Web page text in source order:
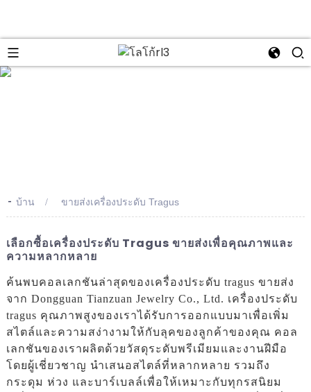
- บ้าน ขายส่งเครื่องประดับ Tragus
เลือกซื้อเครื่องประดับ Tragus ขายส่งเพื่อคุณภาพและ
ความหลากหลาย
ค้นพบคอลเลกชันล่าสุดของเครื่องประดับ tragus ขายส่ง
จาก Dongguan Tianzuan Jewelry Co., Ltd. เครื่องประดับ
tragus คุณภาพสูงของเราได้รับการออกแบบมาเพื่อเพิ่ม
สไตล์และความสง่างามให้กับลุคของลูกค้าของคุณ คอล
เลกชันของเราผลิตด้วยวัสดุระดับพรีเมียมและงานฝีมือ
โดยผู้เชี่ยวชาญ นำเสนอสไตล์ที่หลากหลาย รวมถึง
กระดุม ห่วง และบาร์เบลล์เพื่อให้เหมาะกับทุกรสนิยม